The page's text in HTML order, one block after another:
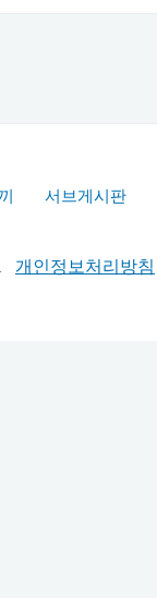
서브게시판
개인정보처리방침